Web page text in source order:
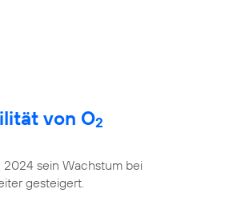
von O2
sein Wachstum bei
gesteigert.